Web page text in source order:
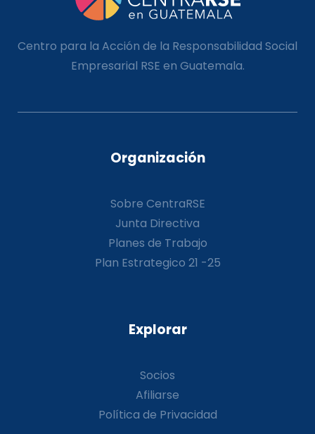
Centro para la Acción de la Responsabilidad Social
Empresarial RSE en Guatemala.
Organización
Sobre CentraRSE
Junta Directiva
Planes de Trabajo
Plan Estrategico 21 -25
Explorar
Socios
Afiliarse
Política de Privacidad